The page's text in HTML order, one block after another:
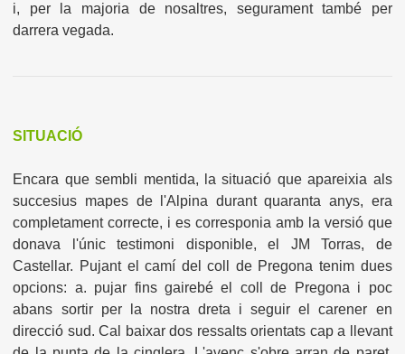
i, per la majoria de nosaltres, segurament també per
darrera vegada.
SITUACIÓ
Encara que sembli mentida, la situació que apareixia als
succesius mapes de l'Alpina durant quaranta anys, era
completament correcte, i es corresponia amb la versió que
donava l'únic testimoni disponible, el JM Torras, de
Castellar. Pujant el camí del coll de Pregona tenim dues
opcions: a. pujar fins gairebé el coll de Pregona i poc
abans sortir per la nostra dreta i seguir el carener en
direcció sud. Cal baixar dos ressalts orientats cap a llevant